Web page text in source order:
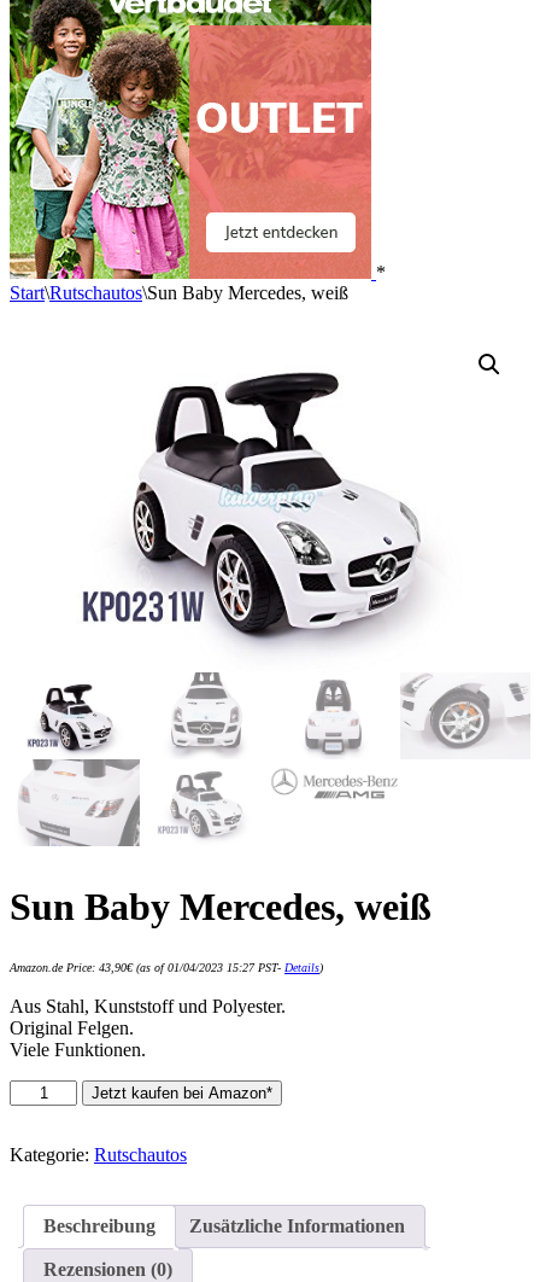
*
Start\Rutschautos\Sun Baby Mercedes, weiß
Sun Baby Mercedes, weiß
Amazon.de Price: 43,90€(as of 01/04/2023 15:27 PST- Details)
Aus Stahl, Kunststoff und Polyester.
Original Felgen.
Viele Funktionen.
Baby
weiß
Jetzt kaufen bei Amazon*
Kategorie: Rutschautos
Beschreibung Zusätzliche Informationen
Rezensionen (0)